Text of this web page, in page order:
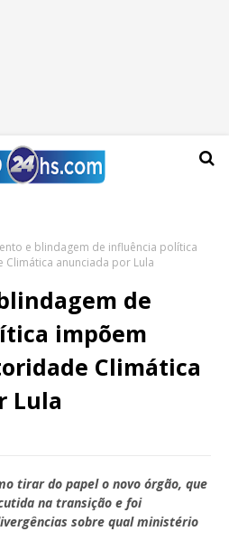
10 de agosto de 2026
e blindagem de influência política
anunciada por Lula
de
impõem
Climática
Lula
tirar do papel o novo órgão, que
na transição e foi
sobre qual ministério